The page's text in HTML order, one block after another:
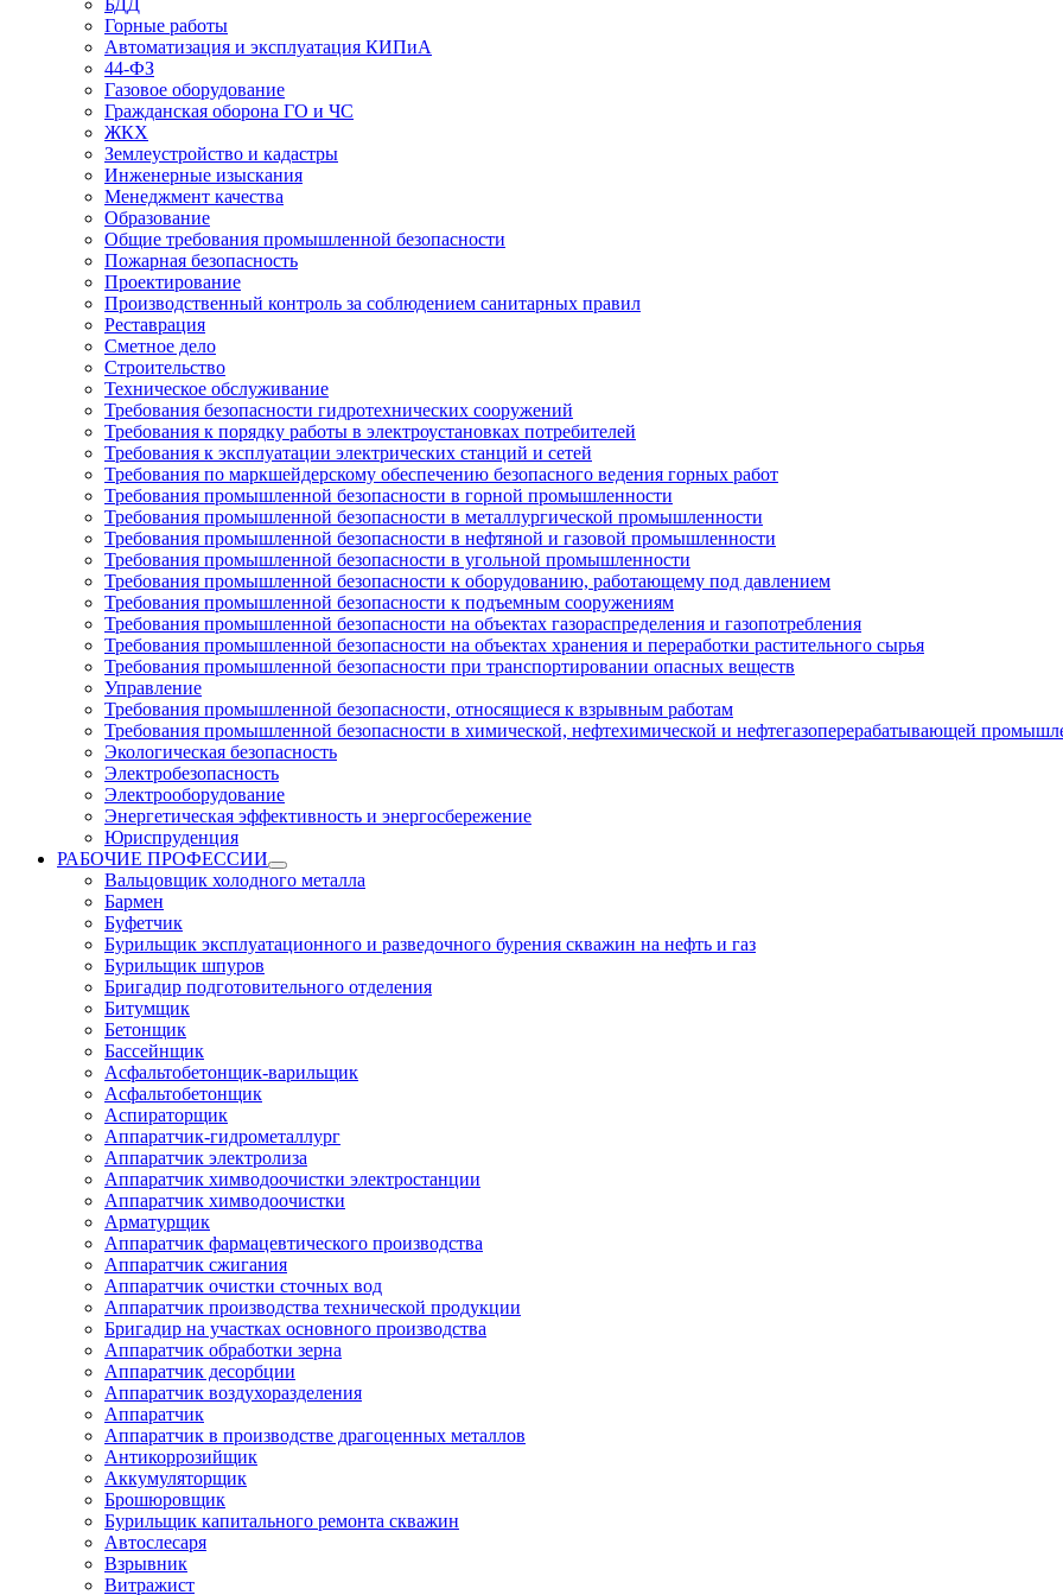
БДД
Горные работы
Автоматизация и эксплуатация КИПиА
44-ФЗ
Газовое оборудование
Гражданская оборона ГО и ЧС
ЖКХ
Землеустройство и кадастры
Инженерные изыскания
Менеджмент качества
Образование
Общие требования промышленной безопасности
Пожарная безопасность
Проектирование
Производственный контроль за соблюдением санитарных правил
Реставрация
Сметное дело
Строительство
Техническое обслуживание
Требования безопасности гидротехнических сооружений
Требования к порядку работы в электроустановках потребителей
Требования к эксплуатации электрических станций и сетей
Требования по маркшейдерскому обеспечению безопасного ведения горных работ
Требования промышленной безопасности в горной промышленности
Требования промышленной безопасности в металлургической промышленности
Требования промышленной безопасности в нефтяной и газовой промышленности
Требования промышленной безопасности в угольной промышленности
Требования промышленной безопасности к оборудованию, работающему под давлением
Требования промышленной безопасности к подъемным сооружениям
Требования промышленной безопасности на объектах газораспределения и газопотребления
Требования промышленной безопасности на объектах хранения и переработки растительного сырья
Требования промышленной безопасности при транспортировании опасных веществ
Управление
Требования промышленной безопасности, относящиеся к взрывным работам
Требования промышленной безопасности в химической, нефтехимической и нефтегазоперерабатывающей
Экологическая безопасность
Электробезопасность
Электрооборудование
Энергетическая эффективность и энергосбережение
Юриспруденция
РАБОЧИЕ ПРОФЕССИИ
Вальцовщик холодного металла
Бармен
Буфетчик
Бурильщик эксплуатационного и разведочного бурения скважин на нефть и газ
Бурильщик шпуров
Бригадир подготовительного отделения
Битумщик
Бетонщик
Бассейнщик
Асфальтобетонщик-варильщик
Асфальтобетонщик
Аспираторщик
Аппаратчик-гидрометаллург
Аппаратчик электролиза
Аппаратчик химводоочистки электростанции
Аппаратчик химводоочистки
Арматурщик
Аппаратчик фармацевтического производства
Аппаратчик сжигания
Аппаратчик очистки сточных вод
Аппаратчик производства технической продукции
Бригадир на участках основного производства
Аппаратчик обработки зерна
Аппаратчик десорбции
Аппаратчик воздухоразделения
Аппаратчик
Аппаратчик в производстве драгоценных металлов
Антикоррозийщик
Аккумуляторщик
Брошюровщик
Бурильщик капитального ремонта скважин
Автослесаря
Взрывник
Витражист